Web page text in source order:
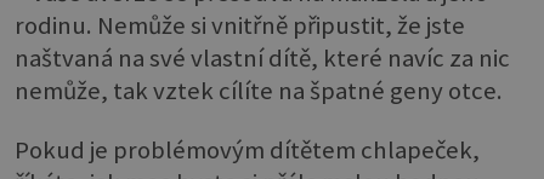
rodinu. Nemůže si vnitřně připustit, že jste
naštvaná na své vlastní dítě, které navíc za nic
nemůže, tak vztek cílíte na špatné geny otce.
Pokud je problémovým dítětem chlapeček,